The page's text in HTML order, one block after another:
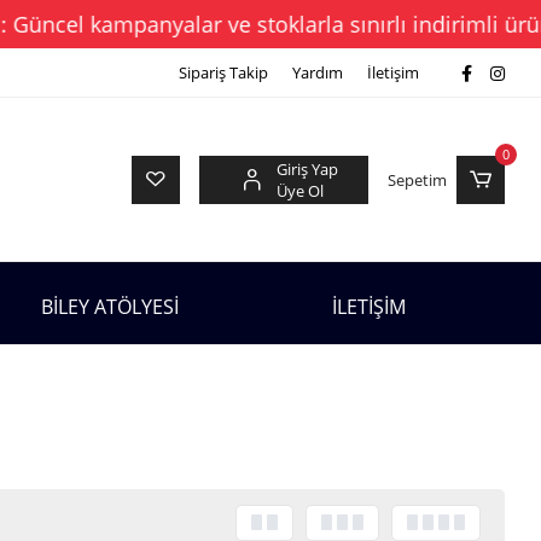
kampanyalar ve stoklarla sınırlı indirimli
Sipariş Takip Yardım İletişim
Giriş Yap
Üye Ol
Sepetim
0
BİLEY ATÖLYESİ İLETİŞİM